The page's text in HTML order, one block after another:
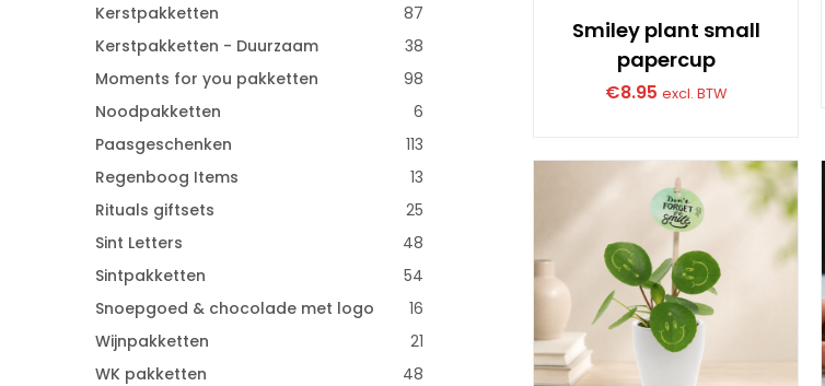
Smiley plant small
papercup
€8.95 excl. BTW
Kerstpakketten
87
Kerstpakketten - Duurzaam
38
Moments for you pakketten
98
Noodpakketten
6
Paasgeschenken
113
Regenboog Items
13
Rituals giftsets
25
Sint Letters
48
Sintpakketten
54
Snoepgoed & chocolade met logo
16
Wijnpakketten
21
WK pakketten
48